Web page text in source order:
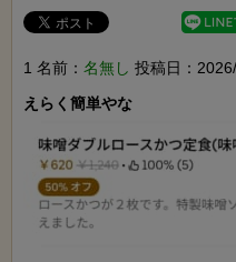
1 名前： 名無し 投稿日：